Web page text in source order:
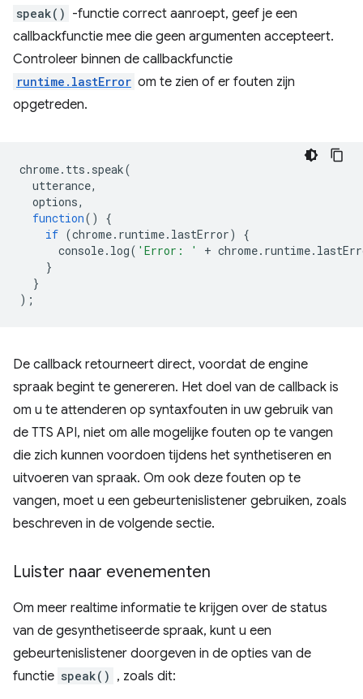
speak() -functie correct aanroept, geef je een
callbackfunctie mee die geen argumenten accepteert.
Controleer binnen de callbackfunctie
runtime.lastError om te zien of er fouten zijn
opgetreden.
chrome. tts . speak(
utterance,
options,
function()
{
if (chrome. runtime. lastError)
{
console. log( 'Error: ' + chrome. runtime.
}
}
);
De callback retourneert direct, voordat de engine
spraak begint te genereren. Het doel van de callback is
om u te attenderen op syntaxfouten in uw gebruik van
de TTS API, niet om alle mogelijke fouten op te vangen
die zich kunnen voordoen tijdens het synthetiseren en
uitvoeren van spraak. Om ook deze fouten op te
vangen, moet u een gebeurtenislistener gebruiken, zoals
beschreven in de volgende sectie.
Luister naar evenementen
Om meer realtime informatie te krijgen over de status
van de gesynthetiseerde spraak, kunt u een
gebeurtenislistener doorgeven in de opties van de
functie speak() , zoals dit: